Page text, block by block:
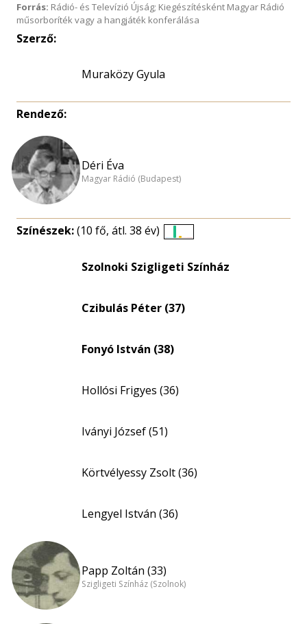
Forrás: Rádió- és Televízió Újság; Kiegészítésként Magyar Rádió
műsorboríték vagy a hangjáték konferálása
Szerző:
Muraközy Gyula
Rendező:
Déri Éva
Magyar Rádió (Budapest)
Színészek:(10 fő, átl. 38 év)
eloszlás
Szolnoki Szigligeti Színház
Czibulás Péter (37)
Fonyó István (38)
Hollósi Frigyes (36)
Iványi József (51)
Körtvélyessy Zsolt (36)
Lengyel István (36)
Papp Zoltán (33)
Szigligeti Színház (Szolnok)